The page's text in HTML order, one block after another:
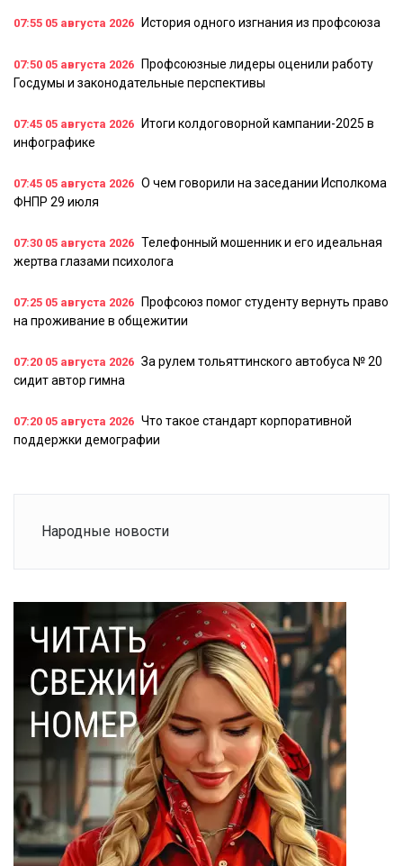
07:55 05 августа 2026 История одного изгнания из профсоюза
07:50 05 августа 2026
Профсоюзные лидеры оценили работу
Госдумы и законодательные перспективы
07:45 05 августа 2026
Итоги колдоговорной кампании-2025 в
инфографике
07:45 05 августа 2026 О чем говорили на заседании Исполкома
ФНПР 29 июля
07:30 05 августа 2026 Телефонный мошенник и его идеальная
жертва глазами психолога
07:25 05 августа 2026
Профсоюз помог студенту вернуть право
на проживание в общежитии
07:20 05 августа 2026 За рулем тольяттинского автобуса № 20
сидит автор гимна
07:20 05 августа 2026 Что такое стандарт корпоративной
поддержки демографии
Народные новости